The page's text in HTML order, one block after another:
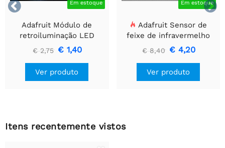

 Em estoque
Adafruit Módulo de
retroiluminação LED
branco - Pequeno 12 mm
x 40 mm
€ 2,75 € 1,40
Ver produto
Em estoque
Adafruit Sensor de
feixe de infravermelho
com extremidades de
cabeçalho de fio premium
- LEDs de 5 mm
€ 8,40 € 4,20
Ver produto
Itens recentemente vistos